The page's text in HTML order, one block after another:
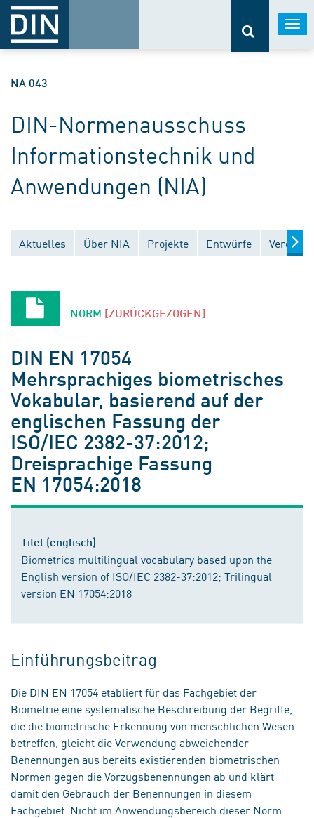
NA 043
DIN-Normenausschuss
Informationstechnik und
Anwendungen (NIA)
Aktuelles Über NIA Projekte Entwürfe
NORM [ZURÜCKGEZOGEN]
DIN EN 17054
Mehrsprachiges biometrisches
Vokabular, basierend auf der
englischen Fassung der
ISO/IEC 2382-37:2012;
Dreisprachige Fassung
EN 17054:2018
Titel (englisch)
Biometrics multilingual vocabulary based upon the
English version of ISO/IEC 2382-37:2012; Trilingual
version EN 17054:2018
Einführungsbeitrag
Die DIN EN 17054 etabliert für das Fachgebiet der
Biometrie eine systematische Beschreibung der Begriffe,
die die biometrische Erkennung von menschlichen Wesen
betreffen, gleicht die Verwendung abweichender
Benennungen aus bereits existierenden biometrischen
Normen gegen die Vorzugsbenennungen ab und klärt
damit den Gebrauch der Benennungen in diesem
Fachgebiet. Nicht im Anwendungsbereich dieser Norm